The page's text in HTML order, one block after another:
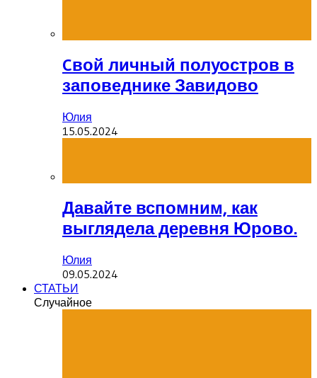
Cвой личный полуостров в
заповеднике Завидово
Юлия
15.05.2024
Давайте вспомним, как
выглядела деревня Юрово.
Юлия
09.05.2024
СТАТЬИ
Случайное